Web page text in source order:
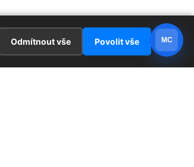
Odmítnout vše Povolit vše MC